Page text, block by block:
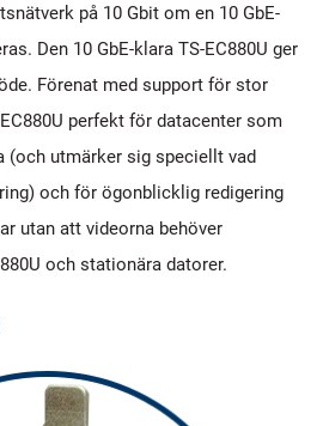
på 10 Gbit om en 10 GbE-
Den 10 GbE-klara TS-EC880U ger
Förenat med support för stor
perfekt för datacenter som
(och utmärker sig speciellt vad
och för ögonblicklig redigering
utan att videorna behöver
och stationära datorer.